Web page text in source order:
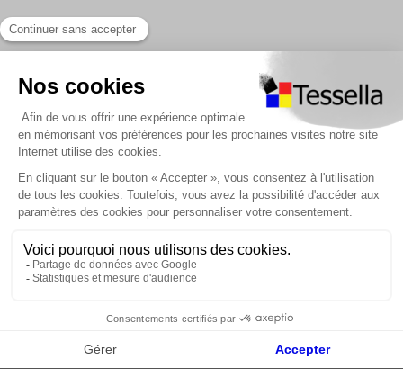
Liens utiles
Nous contacter
À propos
Paiement sécurisé
Livraison | Retour client
Nos tutos
Connexion / Inscription
2018 - 2026 © Tessella, Tous droits réservés